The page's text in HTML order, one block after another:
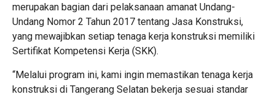
merupakan bagian dari pelaksanaan amanat Undang-
Undang Nomor 2 Tahun 2017 tentang Jasa Konstruksi,
yang mewajibkan setiap tenaga kerja konstruksi memiliki
Sertifikat Kompetensi Kerja (SKK).
“Melalui program ini, kami ingin memastikan tenaga kerja
konstruksi di Tangerang Selatan bekerja sesuai standar